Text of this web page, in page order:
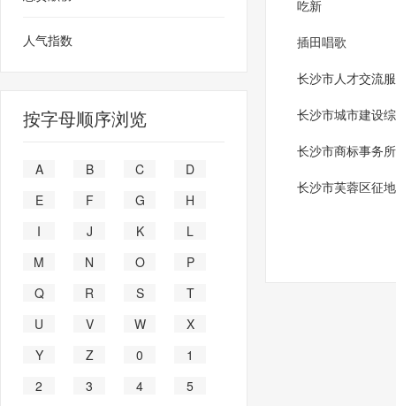
吃新
插田唱歌
长沙市人才交流
长沙市城市建设
长沙市商标事务所
长沙市芙蓉区征
人气指数
按字母顺序浏览
A B C
D
E
F G
H
I
J K
L
M
N O
P
Q
R S
T
U
V W
X
Y
Z 0
1
2
3 4
5